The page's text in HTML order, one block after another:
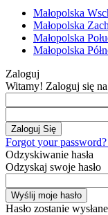
Małopolska
Małopolska
Małopolska
Małopolska
Zaloguj
Witamy! Zaloguj się
Forgot your
Odzyskiwanie hasła
Odzyskaj swoje hasło
Hasło zostanie